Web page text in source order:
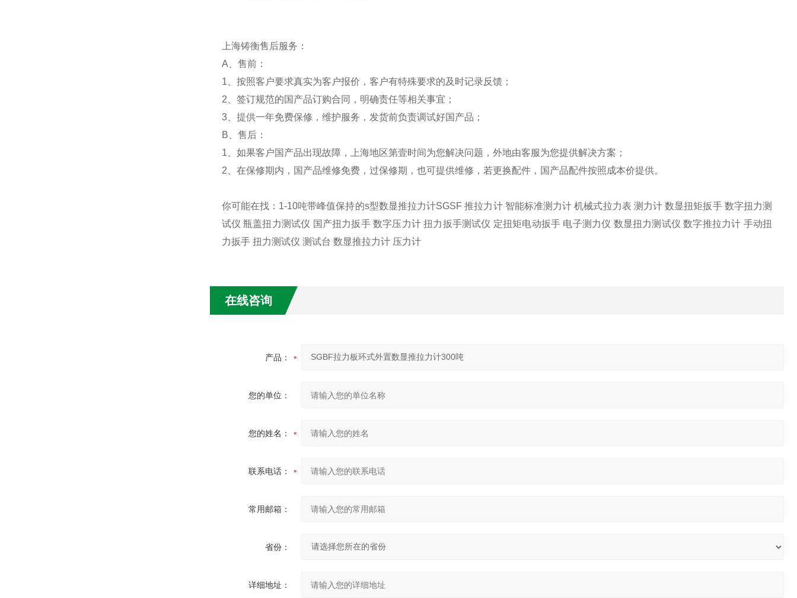
上海铸衡售后服务：
A、售前：
1、按照客户要求真实为客户报价，客户有特殊要求的及时记录反馈；
2、签订规范的国产品订购合同，明确责任等相关事宜；
3、提供一年免费保修，维护服务，发货前负责调试好国产品；
B、售后：
1、如果客户国产品出现故障，上海地区第壹时间为您解决问题，外地由客服为您提供解决方案；
2、在保修期内，国产品维修免费，过保修期，也可提供维修，若更换配件，国产品配件按照成本价提供。
你可能在找：1-10吨带峰值保持的s型数显推拉力计SGSF 推拉力计 智能标准测力计 机械式拉力表 测力计 数显扭矩扳手 数字扭力测
试仪 瓶盖扭力测试仪 国产扭力扳手 数字压力计 扭力扳手测试仪 定扭矩电动扳手 电子测力仪 数显扭力测试仪 数字推拉力计 手动扭
力扳手 扭力测试仪 测试台 数显推拉力计 压力计
在线咨询
产品：
您的单位：
您的姓名：
联系电话：
常用邮箱：
省份：
详细地址：